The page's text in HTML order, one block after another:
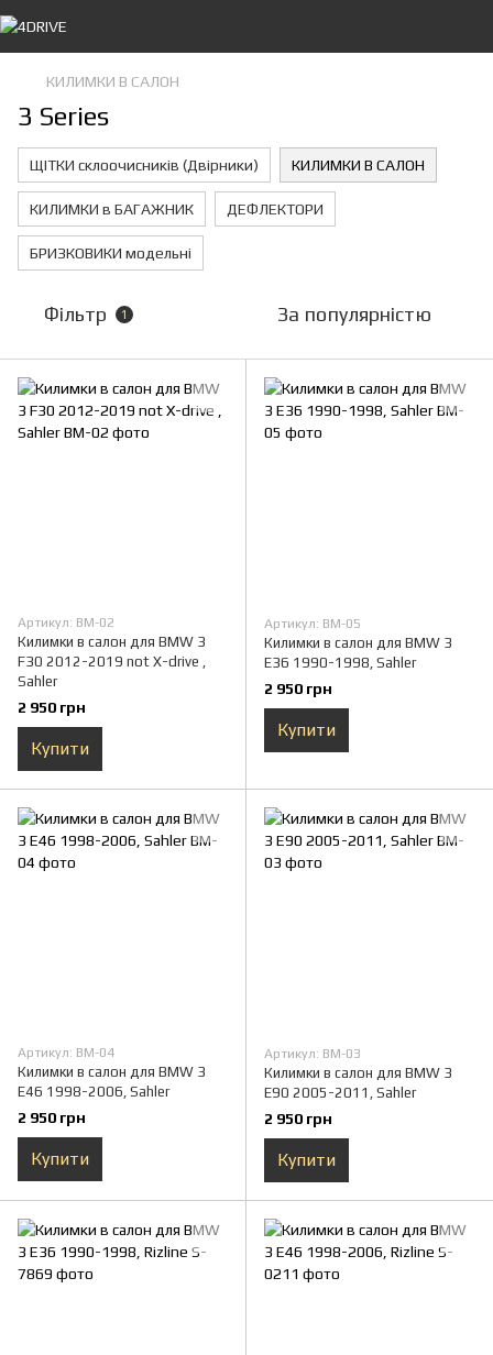
КИЛИМКИ В САЛОН
3 Series
ЩІТКИ склоочисників (Двірники) КИЛИМКИ В САЛОН
КИЛИМКИ в БАГАЖНИК ДЕФЛЕКТОРИ
БРИЗКОВИКИ модельні
Фільтр 1 За популярністю
Артикул: BM-02
Килимки в салон для BMW 3
F30 2012-2019 not X-drive ,
Sahler
2 950 грн
Купити
Артикул: BM-05
Килимки в салон для BMW 3
E36 1990-1998, Sahler
2 950 грн
Купити
Артикул: BM-04
Килимки в салон для BMW 3
E46 1998-2006, Sahler
2 950 грн
Купити
Артикул: BM-03
Килимки в салон для BMW 3
E90 2005-2011, Sahler
2 950 грн
Купити